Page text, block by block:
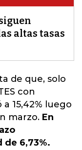
altas tasas
de que, solo
con
15,42% luego
marzo. En
6,73%.